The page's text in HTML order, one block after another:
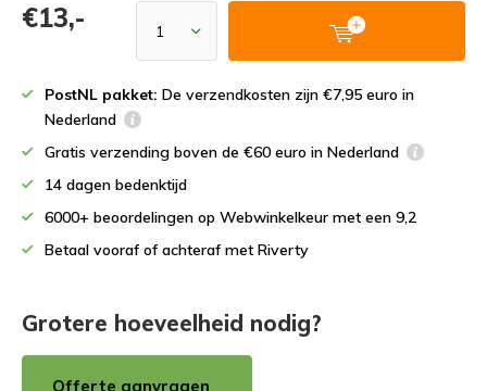
€13,-
PostNL pakket: De verzendkosten zijn €7,95 euro in
Nederland
Gratis verzending boven de €60 euro in Nederland
14 dagen bedenktijd
6000+ beoordelingen op Webwinkelkeur met een 9,2
Betaal vooraf of achteraf met Riverty
Grotere hoeveelheid nodig?
Offerte aanvragen